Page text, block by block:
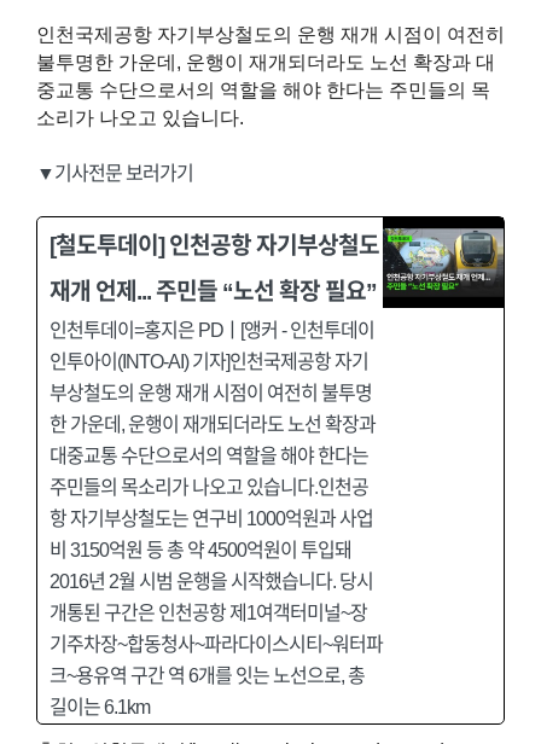
인천국제공항 자기부상철도의 운행 재개 시점이 여전히
불투명한 가운데, 운행이 재개되더라도 노선 확장과 대
중교통 수단으로서의 역할을 해야 한다는 주민들의 목
소리가 나오고 있습니다.
▼기사전문 보러가기
[철도투데이] 인천공항 자기부상철도
재개 언제... 주민들 “노선 확장 필요”
인천투데이=홍지은 PDㅣ[앵커 - 인천투데이
인투아이(INTO-AI) 기자]인천국제공항 자기
부상철도의 운행 재개 시점이 여전히 불투명
한 가운데, 운행이 재개되더라도 노선 확장과
대중교통 수단으로서의 역할을 해야 한다는
주민들의 목소리가 나오고 있습니다.인천공
항 자기부상철도는 연구비 1000억원과 사업
비 3150억원 등 총 약 4500억원이 투입돼
2016년 2월 시범 운행을 시작했습니다. 당시
개통된 구간은 인천공항 제1여객터미널~장
기주차장~합동청사~파라다이스시티~워터파
크~용유역 구간 역 6개를 잇는 노선으로, 총
길이는 6.1km